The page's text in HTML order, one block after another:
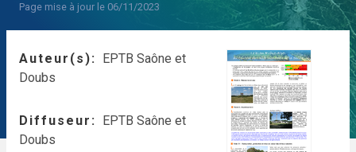
Page mise à jour le 06/11/2023
Auteur(s)
EPTB Saône et
Doubs
Diffuseur
EPTB Saône et
Doubs